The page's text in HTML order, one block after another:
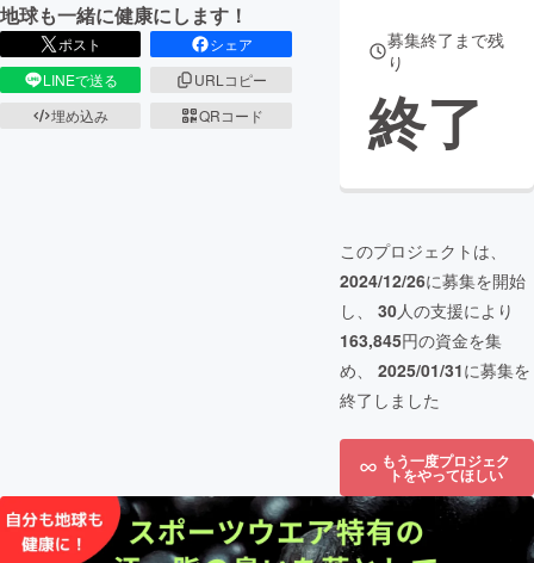
地球も一緒に健康にします！
ポスト
シェア
LINEで送る
URLコピー
埋め込み
QRコード
募集終了まで残
り
終了
このプロジェクトは、
2024/12/26に募集を開始
し、 30人の支援により
163,845円の資金を集
め、 2025/01/31に募集を
終了しました
もう一度プロジェク
トをやってほしい